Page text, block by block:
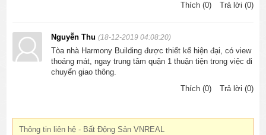
Thích (0)
Trả lời (0)
Nguyễn Thu(18-12-2019 04:08:20)
Tòa nhà Harmony Building được thiết kế hiện đại, có view
thoáng mát, ngay trung tâm quận 1 thuận tiện trong việc di
chuyển giao thông.
Thích (0)
Trả lời (0)
Thông tin liên hệ - Bất Động Sản VNREAL